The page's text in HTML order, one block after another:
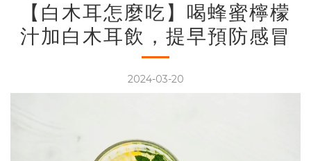
【白木耳怎麼吃】喝蜂蜜檸檬
汁加白木耳飲，提早預防感冒
2024-03-20